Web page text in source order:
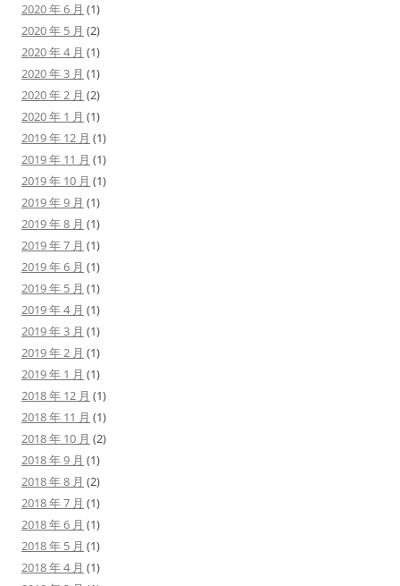
2020 年 6 月 (1)
2020 年 5 月 (2)
2020 年 4 月 (1)
2020 年 3 月 (1)
2020 年 2 月 (2)
2020 年 1 月 (1)
2019 年 12 月 (1)
2019 年 11 月 (1)
2019 年 10 月 (1)
2019 年 9 月 (1)
2019 年 8 月 (1)
2019 年 7 月 (1)
2019 年 6 月 (1)
2019 年 5 月 (1)
2019 年 4 月 (1)
2019 年 3 月 (1)
2019 年 2 月 (1)
2019 年 1 月 (1)
2018 年 12 月 (1)
2018 年 11 月 (1)
2018 年 10 月 (2)
2018 年 9 月 (1)
2018 年 8 月 (2)
2018 年 7 月 (1)
2018 年 6 月 (1)
2018 年 5 月 (1)
2018 年 4 月 (1)